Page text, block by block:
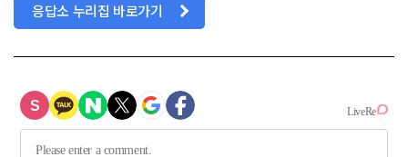
응답소 누리집 바로가기